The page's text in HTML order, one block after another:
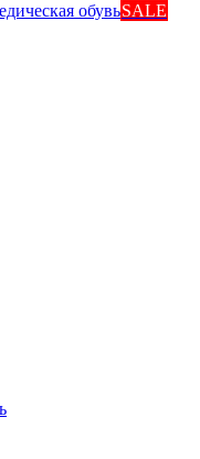
обувьSALE